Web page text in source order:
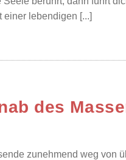
einer lebendigen [...]
des
zunehmend weg von